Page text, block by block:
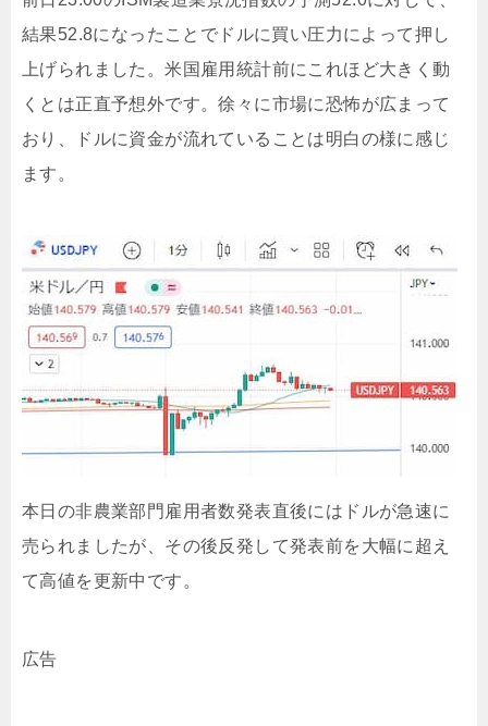
結果52.8になったことでドルに買い圧力によって押し
上げられました。米国雇用統計前にこれほど大きく動
くとは正直予想外です。徐々に市場に恐怖が広まって
おり、ドルに資金が流れていることは明白の様に感じ
ます。
本日の非農業部門雇用者数発表直後にはドルが急速に
売られましたが、その後反発して発表前を大幅に超え
て高値を更新中です。
広告